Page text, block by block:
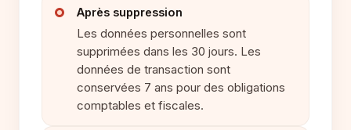
Après suppression
Les données personnelles sont
supprimées dans les 30 jours. Les
données de transaction sont
conservées 7 ans pour des obligations
comptables et fiscales.